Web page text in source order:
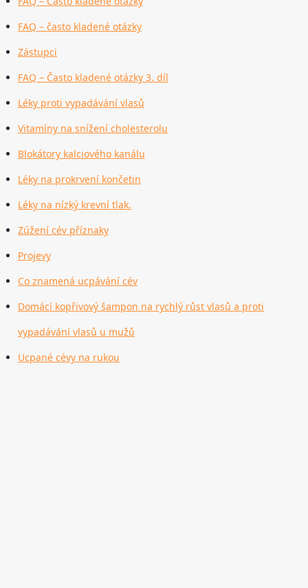
FAQ – často kladené otázky
Zástupci
FAQ – Často kladené otázky 3. díl
Léky proti vypadávání vlasů
Vitamíny na snížení cholesterolu
Blokátory kalciového kanálu
Léky na prokrvení končetin
Léky na nízký krevní tlak.
Zúžení cév příznaky
Projevy
Co znamená ucpávání cév
Domácí kopřivový šampon na rychlý růst vlasů a proti
vypadávání vlasů u mužů
Ucpané cévy na rukou